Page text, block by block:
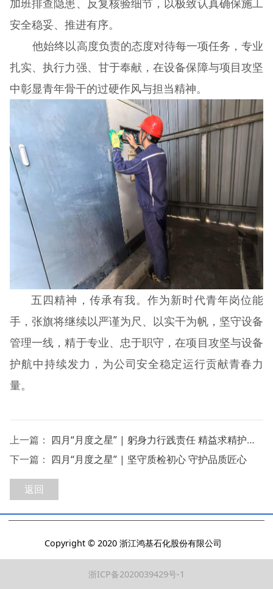
加班排查隐患、反复核验细节，以极致认真确保施工
安全稳妥、推进有序。
他始终以高度负责的态度对待每一项任务，专业
扎实、执行力强、甘于奉献，在设备保障与项目攻坚
中彰显青年骨干的过硬作风与担当精神。
五四精神，传承有我。作为新时代青年岗位能
手，张旗将继续以严谨为尺、以实干为帆，坚守设备
管理一线，精于专业、忠于职守，在项目攻坚与设备
护航中持续发力，为公司安全稳定运行贡献青春力
量。
上一篇： 四月“月度之星” | 躬身力行践责任 精益求精护运行
下一篇： 四月“月度之星” | 坚守质检初心 守护品质匠心
返回
Copyright © 2020 浙江鸿基石化股份有限公司
浙ICP备2020039429号-1